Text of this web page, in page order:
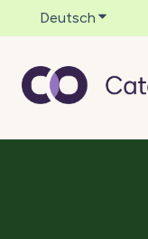
Deutsch